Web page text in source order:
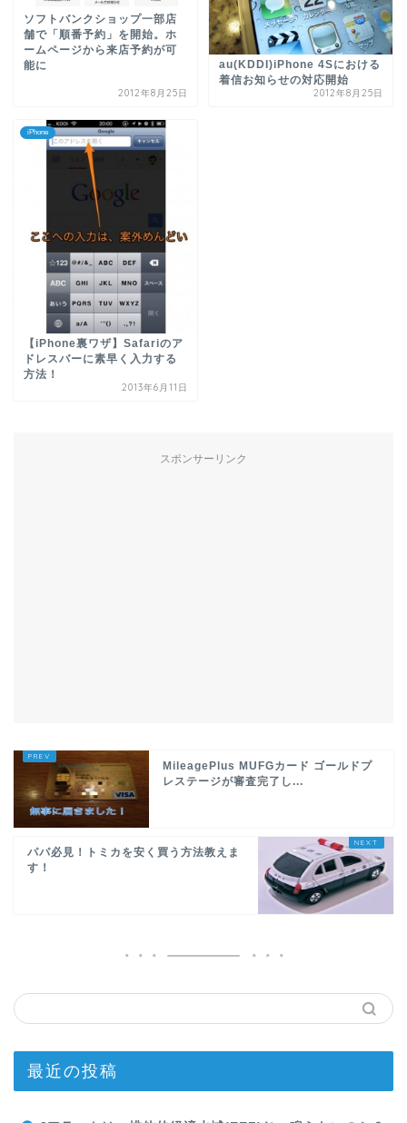
ソフトバンクショップ一部店
舗で「順番予約」を開始。ホ
ームページから来店予約が可
能に
2012年8月25日
au(KDDI)iPhone 4Sにおける
着信お知らせの対応開始
2012年8月25日
iPhone
【iPhone裏ワザ】Safariのア
ドレスバーに素早く入力する
方法！
2013年6月11日
スポンサーリンク
MileagePlus MUFGカード ゴールドプ
レステージが審査完了し...
パパ必見！トミカを安く買う方法教えま
す！
最近の投稿